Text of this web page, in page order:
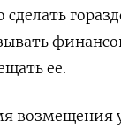
ее.
возмещения